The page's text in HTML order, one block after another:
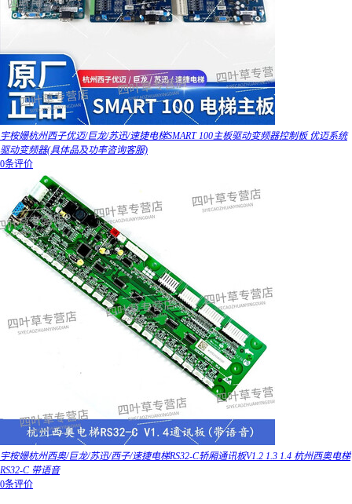
宇桉姗杭州西子优迈/巨龙/苏迅/速捷电梯SMART 100主板驱动变频器控制板 优迈系统
驱动变频器(具体品及功率咨询客服)
0条评价
宇桉姗杭州西奥/巨龙/苏迅/西子/速捷电梯RS32-C轿厢通讯板V1.2 1.3 1.4 杭州西奥电梯
RS32-C 带语音
0条评价